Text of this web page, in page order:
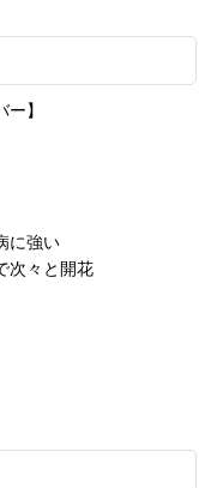
】
に強い
次々と開花